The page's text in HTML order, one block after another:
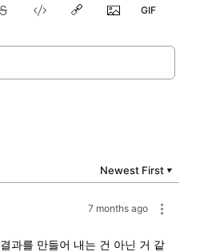
Newest First ▼
7 months ago
과를 만들어 내는 건 아닌 거 같